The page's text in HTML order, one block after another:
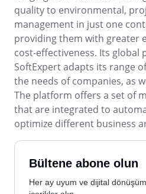
Özellikler
Kurumsal demo
Store
Blog
Araçlar
Newsletter
quality to environmental,
management in just one
providing them with greater
cost-effectiveness. Its global
SoftExpert adapts its range
the needs of companies, as
The platform offers a set of
that are integrated to
optimize different business
Bültene abone olun
Her ay uyum ve dijital